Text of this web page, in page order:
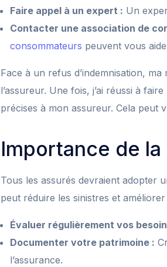
Faire appel à un expert : Un
Contacter une association de
consommateurs peuvent vous
Face à un refus d’indemnisation,
l’assureur. Une fois, j’ai réussi à
précises à mon assureur. Cela peut
Importance de
Tous les assurés devraient adopter
peut réduire les sinistres et
Évaluer régulièrement vos
Documenter votre patrimoine :
l’assurance.